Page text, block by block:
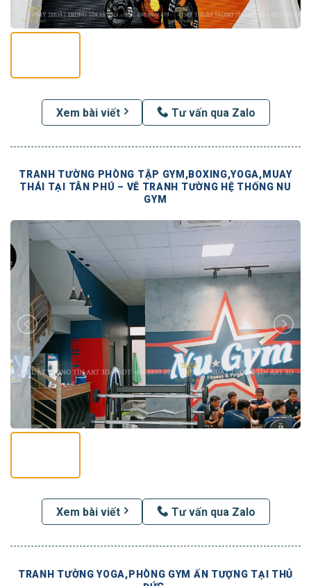
Xem bài viết Tư vấn qua Zalo
TRANH TƯỜNG PHÒNG TẬP GYM,BOXING,YOGA,MUAY
THÁI TẠI TÂN PHÚ – VẼ TRANH TƯỜNG HỆ THỐNG NU
GYM
Xem bài viết Tư vấn qua Zalo
TRANH TƯỜNG YOGA,PHÒNG GYM ẤN TƯỢNG TẠI THỦ